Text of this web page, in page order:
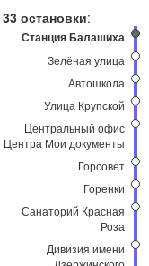
33 остановки:
Станция Балашиха
Зелёная улица
Автошкола
Улица Крупской
Центральный офис
Центра Мои документы
Горсовет
Горенки
Санаторий Красная
Роза
Дивизия имени